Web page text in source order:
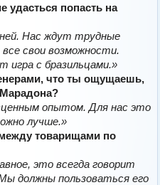
удасться попасть на
Нас ждут трудные
свои возможности.
игра с бразильцами.»
что ты ощущаешь,
Марадона?
опытом. Для нас это
лучше.»
товарищами по
это всегда говорит
должны пользоваться его